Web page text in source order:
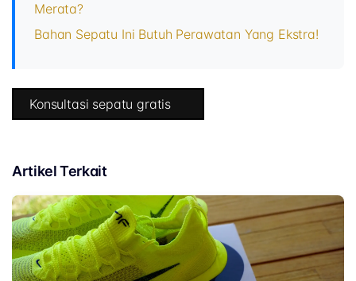
Merata?
Bahan Sepatu Ini Butuh Perawatan Yang Ekstra!
Konsultasi sepatu gratis
Artikel Terkait